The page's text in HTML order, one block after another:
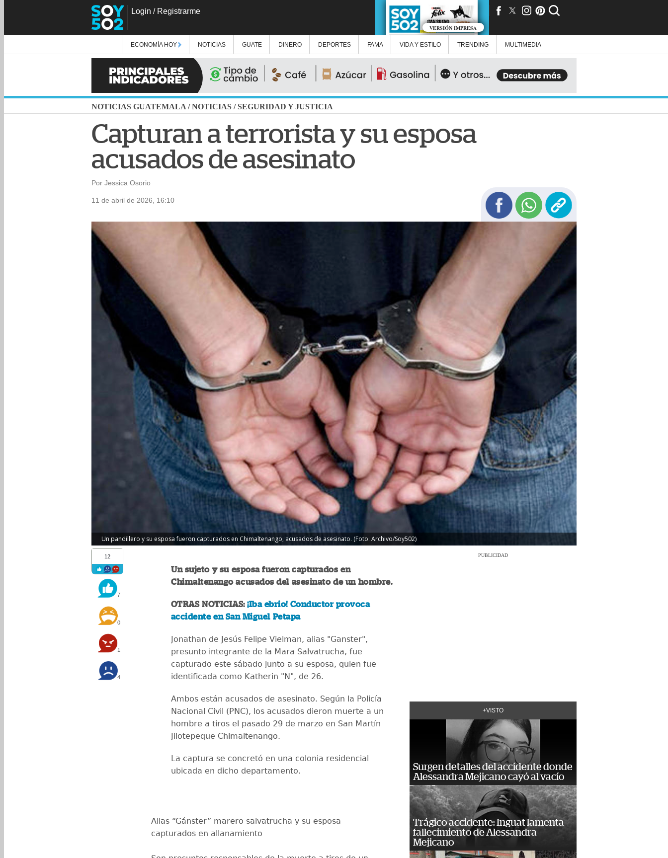
Login / Registrarme
VERSIÓN IMPRESA
ECONOMÍA HOY NOTICIAS GUATE DINERO DEPORTES FAMA VIDA Y ESTILO TRENDING MULTIMEDIA
NOTICIAS GUATEMALA /NOTICIAS /SEGURIDAD Y JUSTICIA
Capturan a terrorista y su esposa
acusados de asesinato
Por Jessica Osorio
11 de abril de 2026, 16:10
Un pandillero y su esposa fueron capturados en Chimaltenango, acusados de asesinato. (Foto: Archivo/Soy502)
12
7
0
1
4
Un sujeto y su esposa fueron capturados en
Chimaltenango acusados del asesinato de un hombre.
OTRAS NOTICIAS:¡Iba ebrio! Conductor provoca
accidente en San Miguel Petapa
Jonathan de Jesús Felipe Vielman, alias "Ganster",
presunto integrante de la Mara Salvatrucha, fue
capturado este sábado junto a su esposa, quien fue
identificada como Katherin "N", de 26.
Ambos están acusados de asesinato. Según la Policía
Nacional Civil (PNC), los acusados dieron muerte a un
hombre a tiros el pasado 29 de marzo en San Martín
Jilotepeque Chimaltenango.
La captura se concretó en una colonia residencial
ubicada en dicho departamento.
Alias “Gánster” marero salvatrucha y su esposa
capturados en allanamiento
PUBLICIDAD
+VISTO
Surgen detalles del accidente donde
Alessandra Mejicano cayó al vacío
Trágico accidente: Inguat lamenta
fallecimiento de Alessandra
Mejicano